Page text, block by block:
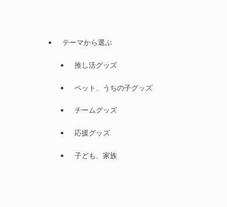
テーマから選ぶ
推し活グッズ
ペット、うちの子グッズ
チームグッズ
応援グッズ
子ども、家族